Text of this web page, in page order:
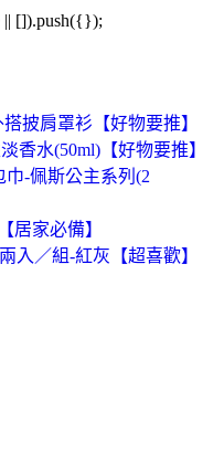
|| []).push({});
披肩罩衫【好物要推】
香水(50ml)【好物要推】
巾-佩斯公主系列(2
居家必備】
入／組-紅灰【超喜歡】